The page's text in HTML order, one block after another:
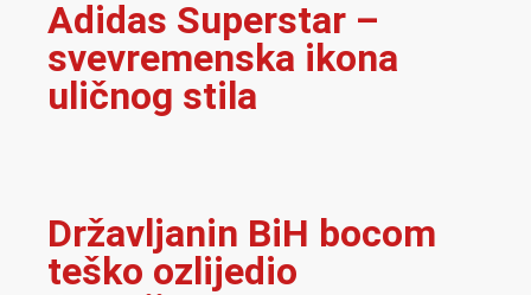
Adidas Superstar –
svevremenska ikona
uličnog stila
Državljanin BiH bocom
teško ozlijedio